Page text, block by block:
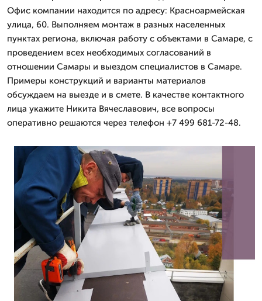
Офис компании находится по адресу: Красноармейская
улица, 60. Выполняем монтаж в разных населенных
пунктах региона, включая работу с объектами в Самаре, с
проведением всех необходимых согласований в
отношении Самары и выездом специалистов в Самаре.
Примеры конструкций и варианты материалов
обсуждаем на выезде и в смете. В качестве контактного
лица укажите Никита Вячеславович, все вопросы
оперативно решаются через телефон +7 499 681-72-48.